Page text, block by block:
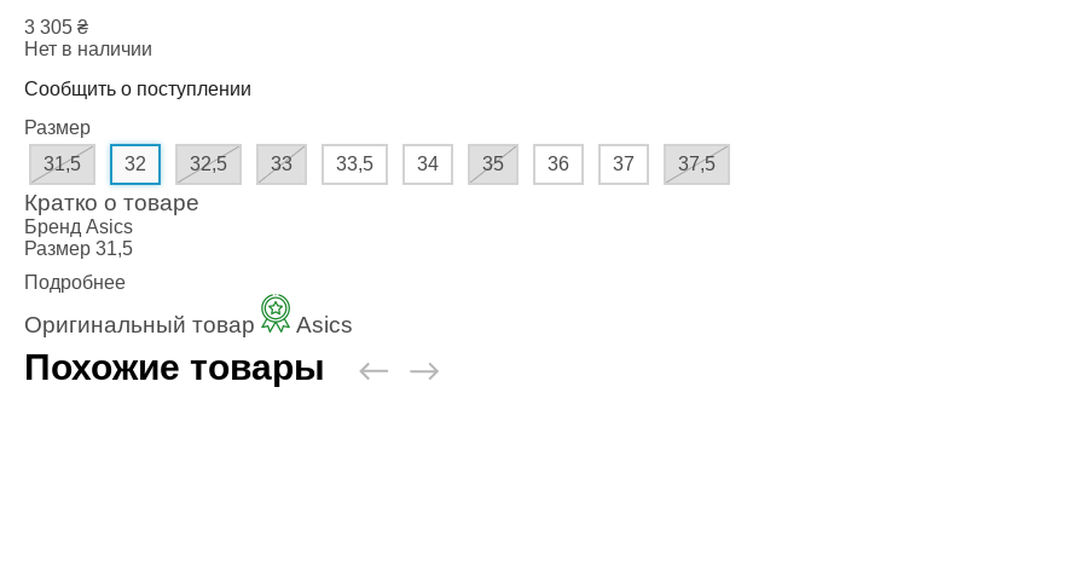
3 305 ₴
Нет в наличии
Сообщить о поступлении
Размер
31,5
32 32,5 33 33,5 34 35 36 37 37,5
Кратко о товаре
Бренд Asics
Размер 31,5
Подробнее
Оригинальный товар Asics
Похожие товары